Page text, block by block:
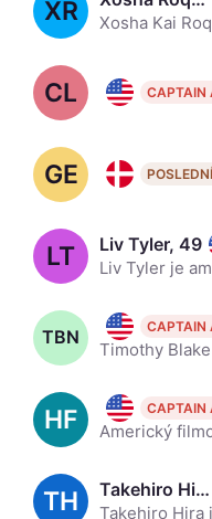
XR
CL Carl Lumbly,
CAPTAIN
GE Giancarlo
LT Liv Tyler, 49
TBN
Tim Blake
CAPTAIN
HF HarrisonCAPTAIN
TH Takehiro Hira, 52